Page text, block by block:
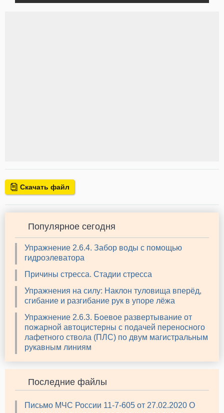
Скачать файл
Популярное сегодня
Упражнение 2.6.4. Забор воды с помощью
гидроэлеватора
Причины стресса. Стадии стресса
Упражнения на силу: Наклон туловища вперёд,
сгибание и разгибание рук в упоре лёжа
Упражнение 2.6.3. Боевое развертывание от
пожарной автоцистерны с подачей переносного
лафетного ствола (ПЛС) по двум магистральным
рукавным линиям
Последние файлы
Письмо МЧС России 11-7-605 от 27.02.2020 О